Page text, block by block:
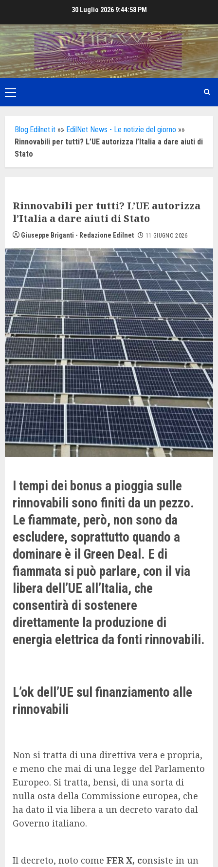
content
30 Luglio 2026 9:44:59 PM
Primary
Menu
Blog.Edilnet.it »» EdilNet News - Le notizie del giorno »»
Rinnovabili per tutti? L’UE autorizza l’Italia a dare aiuti di
Stato
Rinnovabili per tutti? L’UE autorizza
l’Italia a dare aiuti di Stato
Giuseppe Briganti - Redazione Edilnet 11 GIUGNO 2026
I tempi dei bonus a pioggia sulle
rinnovabili sono finiti da un pezzo.
Le fiammate, però, non sono da
escludere, soprattutto quando a
dominare è il Green Deal. E di
fiammata si può parlare, con il via
libera dell’UE all’Italia, che
consentirà di sostenere
direttamente la produzione di
energia elettrica da fonti rinnovabili.
L’ok dell’UE sul finanziamento alle
rinnovabili
Non si tratta di una direttiva vera e propria,
e meno che mai di una legge del Parlamento
Europeo. Si tratta, bensì, di una sorta di
nulla osta della Commissione europea, che
ha dato il via libera a un decreto varato dal
Governo italiano.
Il decreto, noto come FER X, consiste in un